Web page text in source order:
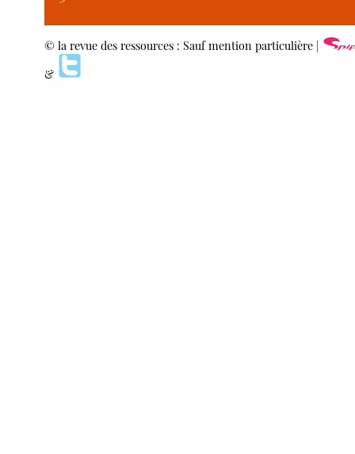
© la revue des ressources : Sauf mention particulière |
&